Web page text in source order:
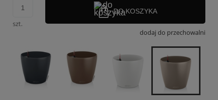
szt.
DO KOSZYKA
dodaj do przechowalni